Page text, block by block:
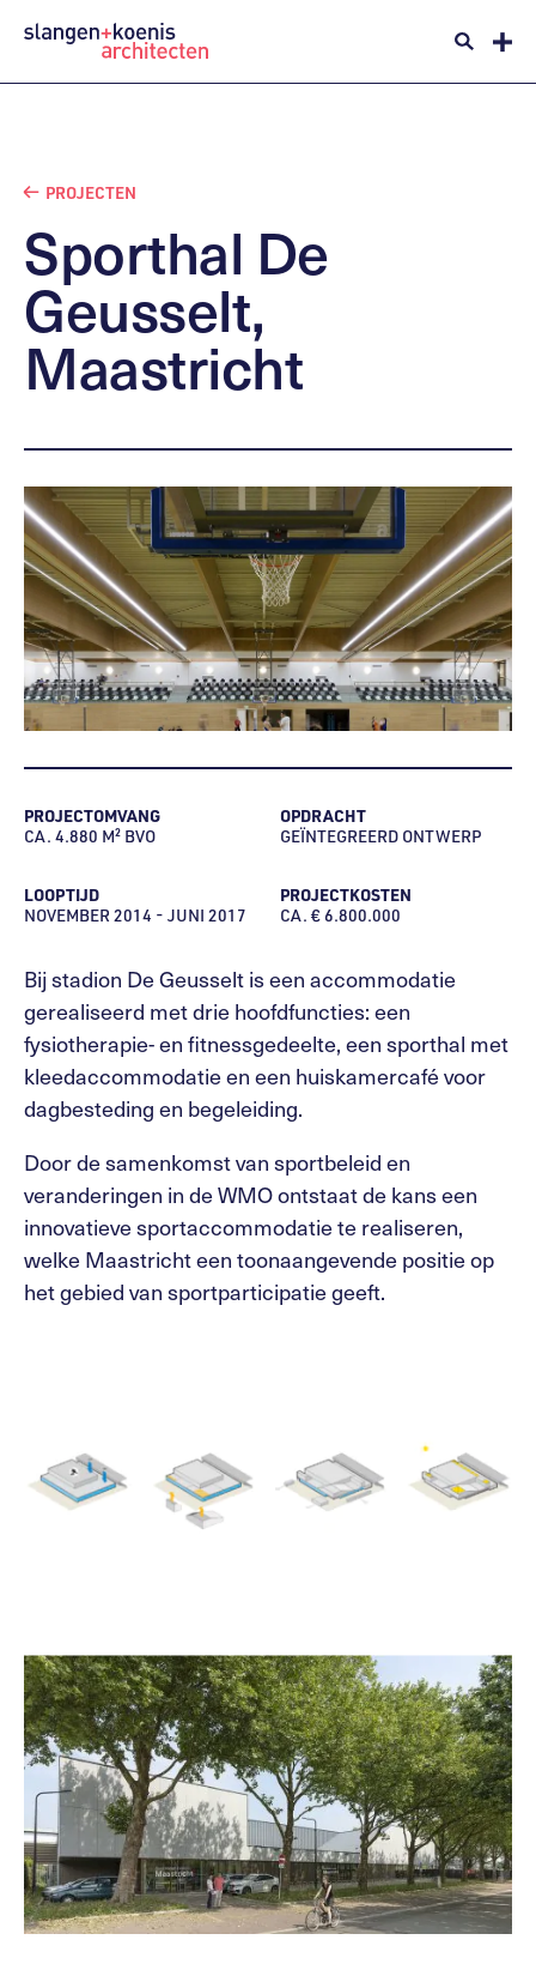
PROJECTEN
Sporthal De
Geusselt,
Maastricht
PROJECTOMVANG
CA. 4.880 M² BVO
OPDRACHT
GEÏNTEGREERD ONTWERP
LOOPTIJD
NOVEMBER 2014 - JUNI 2017
PROJECTKOSTEN
CA. € 6.800.000
Bij stadion De Geusselt is een accommodatie
gerealiseerd met drie hoofdfuncties: een
fysiotherapie- en fitnessgedeelte, een sporthal met
kleedaccommodatie en een huiskamercafé voor
dagbesteding en begeleiding.
Door de samenkomst van sportbeleid en
veranderingen in de WMO ontstaat de kans een
innovatieve sportaccommodatie te realiseren,
welke Maastricht een toonaangevende positie op
het gebied van sportparticipatie geeft.